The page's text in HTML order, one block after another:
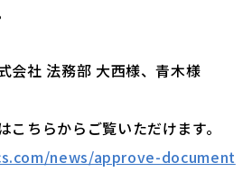
会社 法務部 大西様、青木様
ちらからご覧いただけます。
news/approve-document